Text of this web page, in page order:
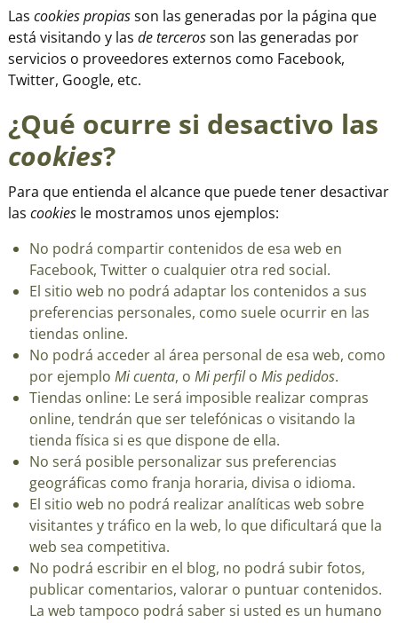
Las cookies propiasson las generadas por la página que
está visitando y las de tercerosson las generadas por
servicios o proveedores externos como Facebook,
Twitter, Google, etc.
¿Qué ocurre si desactivo las
cookies?
Para que entienda el alcance que puede tener desactivar
las cookiesle mostramos unos ejemplos:
No podrá compartir contenidos de esa web en
Facebook, Twitter o cualquier otra red social.
El sitio web no podrá adaptar los contenidos a sus
preferencias personales, como suele ocurrir en las
tiendas online.
No podrá acceder al área personal de esa web, como
por ejemplo Mi cuenta, o Mi perfilo Mis pedidos.
Tiendas online: Le será imposible realizar compras
online, tendrán que ser telefónicas o visitando la
tienda física si es que dispone de ella.
No será posible personalizar sus preferencias
geográficas como franja horaria, divisa o idioma.
El sitio web no podrá realizar analíticas web sobre
visitantes y tráfico en la web, lo que dificultará que la
web sea competitiva.
No podrá escribir en el blog, no podrá subir fotos,
publicar comentarios, valorar o puntuar contenidos.
La web tampoco podrá saber si usted es un humano